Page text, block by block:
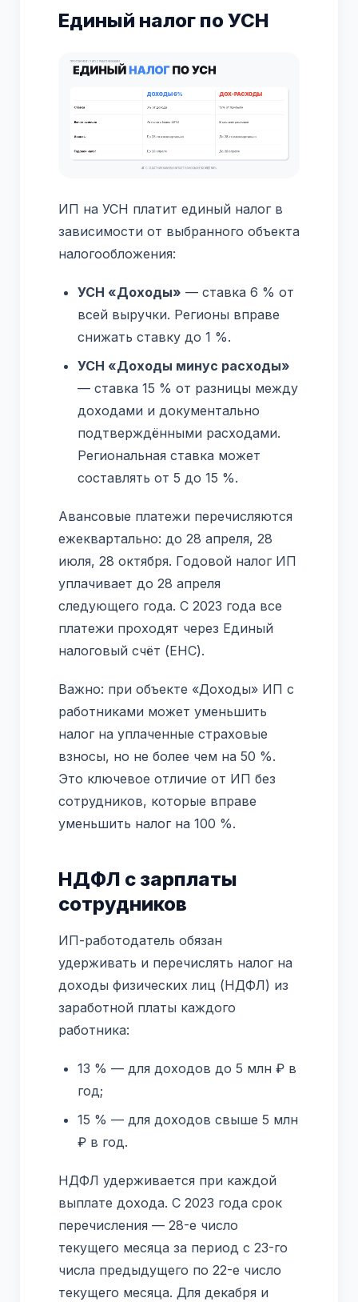
Единый налог по УСН
ИП на УСН платит единый налог в
зависимости от выбранного объекта
налогообложения:
УСН «Доходы» — ставка 6 % от
всей выручки. Регионы вправе
снижать ставку до 1 %.
УСН «Доходы минус расходы»
— ставка 15 % от разницы между
доходами и документально
подтверждёнными расходами.
Региональная ставка может
составлять от 5 до 15 %.
Авансовые платежи перечисляются
ежеквартально: до 28 апреля, 28
июля, 28 октября. Годовой налог ИП
уплачивает до 28 апреля
следующего года. С 2023 года все
платежи проходят через Единый
налоговый счёт (ЕНС).
Важно: при объекте «Доходы» ИП с
работниками может уменьшить
налог на уплаченные страховые
взносы, но не более чем на 50 %.
Это ключевое отличие от ИП без
сотрудников, которые вправе
уменьшить налог на 100 %.
НДФЛ с зарплаты
сотрудников
ИП-работодатель обязан
удерживать и перечислять налог на
доходы физических лиц (НДФЛ) из
заработной платы каждого
работника:
13 % — для доходов до 5 млн ₽ в
год;
15 % — для доходов свыше 5 млн
₽ в год.
НДФЛ удерживается при каждой
выплате дохода. С 2023 года срок
перечисления — 28-е число
текущего месяца за период с 23-го
числа предыдущего по 22-е число
текущего месяца. Для декабря и